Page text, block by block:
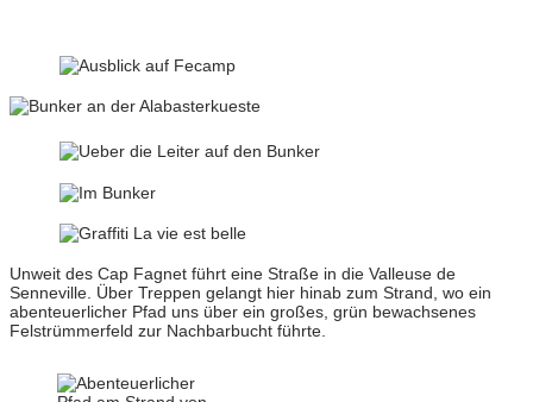
Unweit des Cap Fagnet führt eine Straße in die Valleuse de
Senneville. Über Treppen gelangt hier hinab zum Strand, wo ein
abenteuerlicher Pfad uns über ein großes, grün bewachsenes
Felstrümmerfeld zur Nachbarbucht führte.